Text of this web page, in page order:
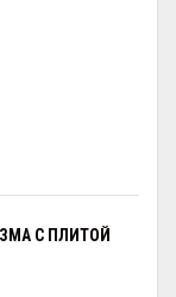
С ПЛИТОЙ